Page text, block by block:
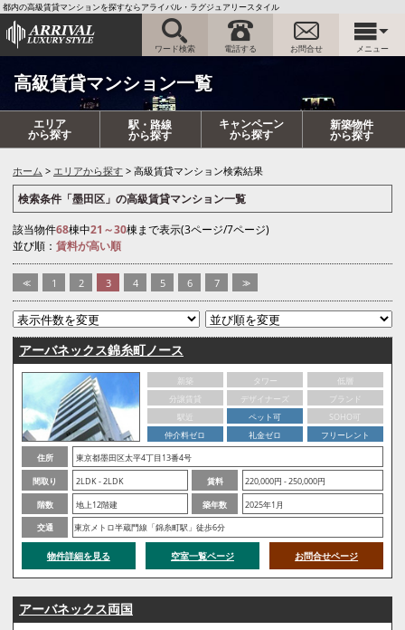
都内の高級賃貸マンションを探すならアライバル・ラグジュアリースタイル
ワード検索 電話する お問合せ メニュー
高級賃貸マンション一覧
エリア
から探す
駅・路線
から探す
キャンペーン
から探す
新築物件
から探す
ホーム エリアから探す 高級賃貸マンション検索結果
検索条件「墨田区」の高級賃貸マンション一覧
該当物件68棟中21～30棟まで表示(3ページ/7ページ)
並び順： 賃料が高い順
<< 1 2 3 4 5 6 7 >>
アーバネックス錦糸町ノース
新築 タワー
低層
分譲賃貸
デザイナーズ
ブランド
駅近
ペット可
SOHO可
仲介料ゼロ
礼金ゼロ
フリーレント
住所
東京都墨田区太平4丁目13番4号
間取り
2LDK - 2LDK 賃料
220,000円 - 250,000円
階数
地上12階建 築年数
2025年1月
交通
東京メトロ半蔵門線「錦糸町駅」徒歩6分
物件詳細を見る 空室一覧ページ お問合せページ
アーバネックス両国